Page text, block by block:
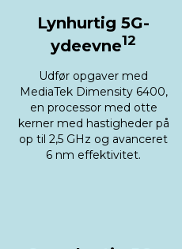
Lynhurtig 5G-
ydeevne12
Udfør opgaver med
MediaTek Dimensity 6400,
en processor med otte
kerner med hastigheder på
op til 2,5 GHz og avanceret
6 nm effektivitet.